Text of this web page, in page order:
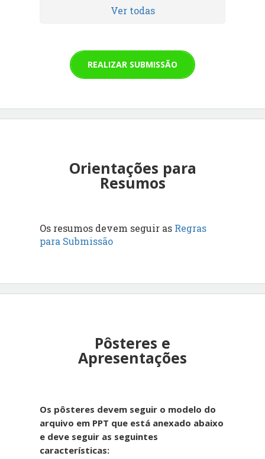
Ver todas
REALIZAR SUBMISSÃO
Orientações para
Resumos
Os resumos devem seguir as Regras
para Submissão
Pôsteres e
Apresentações
Os pôsteres devem seguir o modelo do
arquivo em PPT que está anexado abaixo
e deve seguir as seguintes
características: